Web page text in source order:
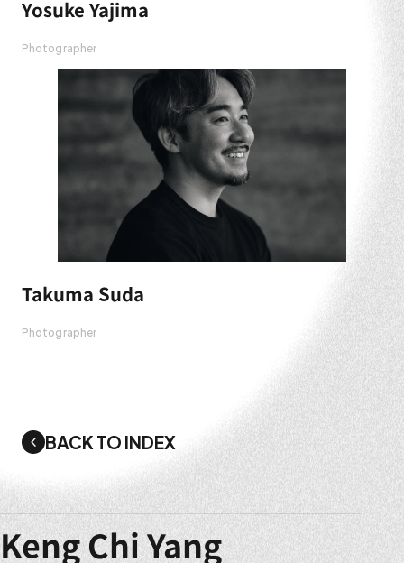
Yosuke Yajima
Photographer
Takuma Suda
Photographer
BACK TO INDEX
Keng Chi Yang